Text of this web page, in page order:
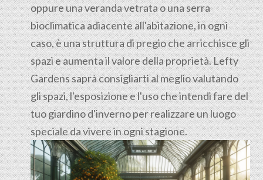
oppure una veranda vetrata o una serra
bioclimatica adiacente all'abitazione, in ogni
caso, è una struttura di pregio che arricchisce gli
spazi e aumenta il valore della proprietà. Lefty
Gardens saprà consigliarti al meglio valutando
gli spazi, l'esposizione e l'uso che intendi fare del
tuo giardino d'inverno per realizzare un luogo
speciale da vivere in ogni stagione.